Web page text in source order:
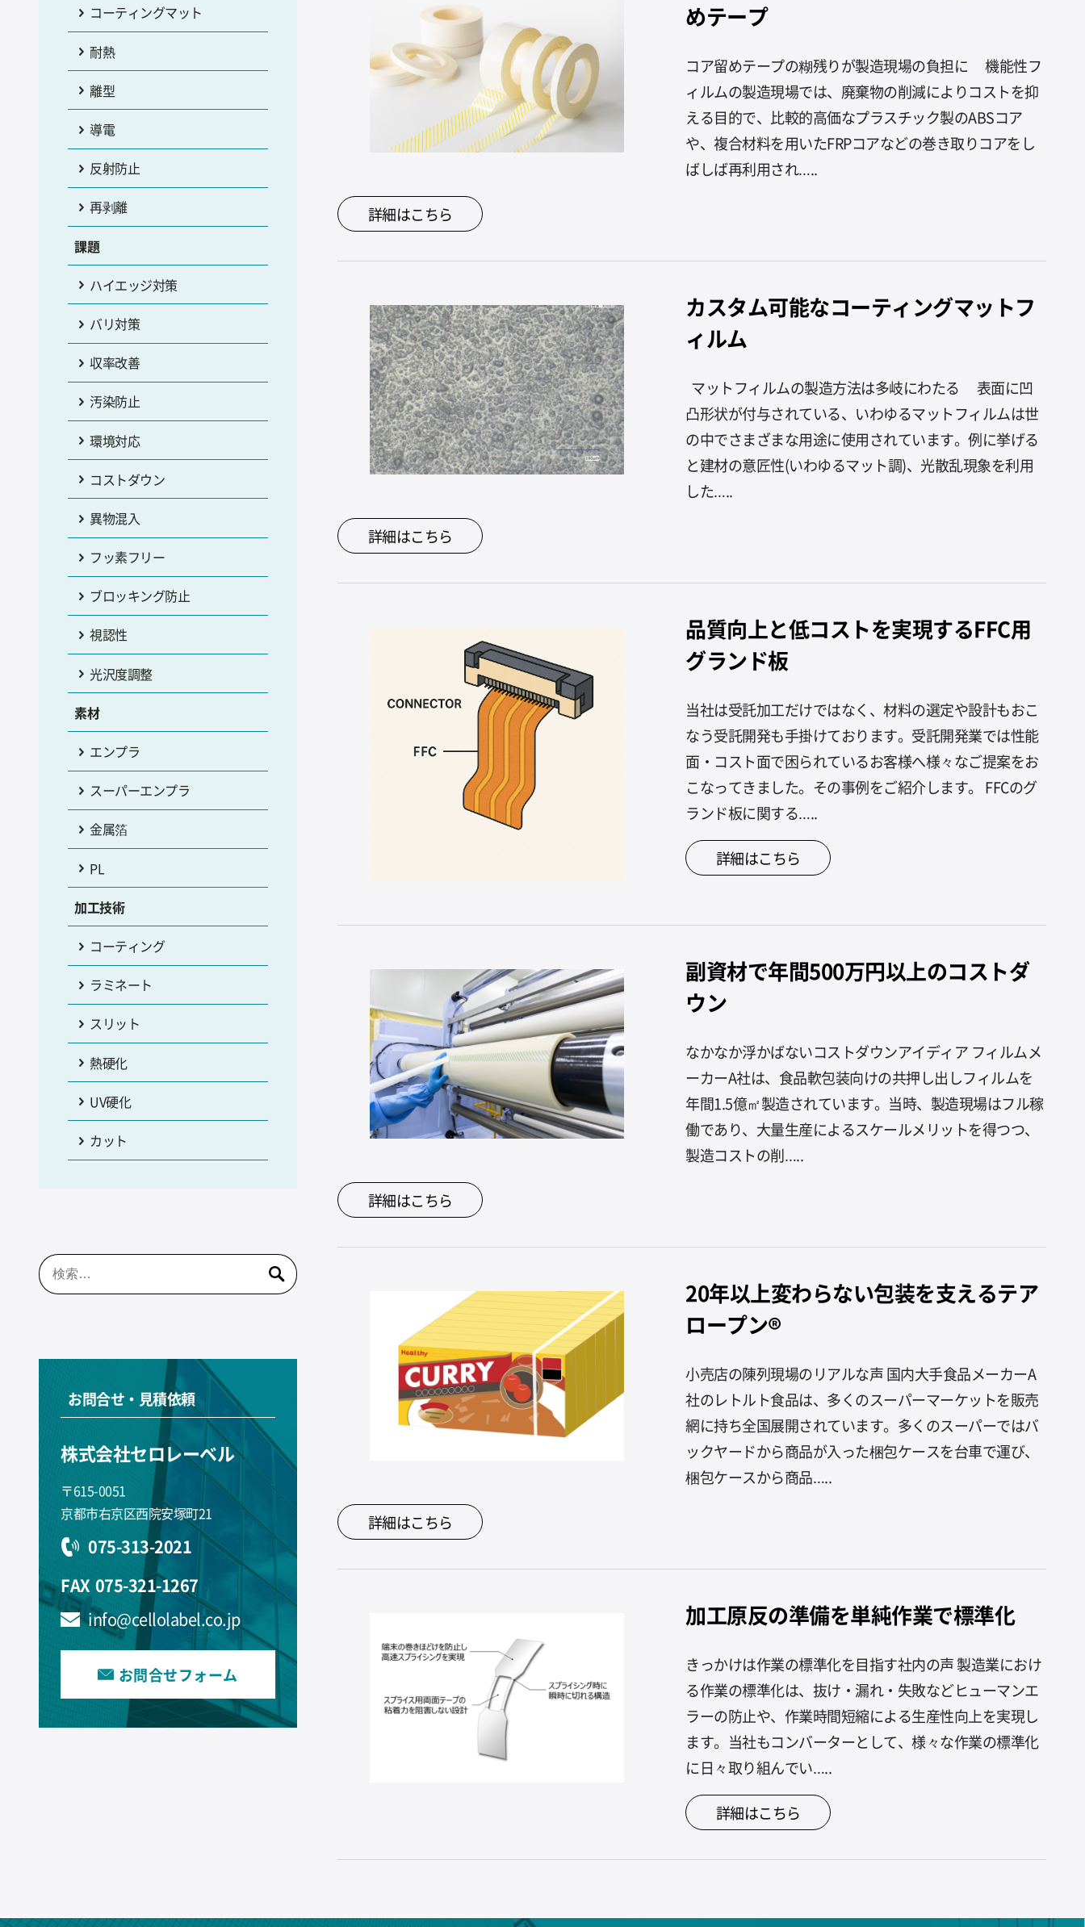
めテープ
コア留めテープの糊残りが製造現場の負担に 機能性フ
ィルムの製造現場では、廃棄物の削減によりコストを抑
える目的で、比較的高価なプラスチック製のABSコア
や、複合材料を用いたFRPコアなどの巻き取りコアをし
ばしば再利用され…..
詳細はこちら
カスタム可能なコーティングマットフ
ィルム
マットフィルムの製造方法は多岐にわたる 表面に凹
凸形状が付与されている、いわゆるマットフィルムは世
の中でさまざまな用途に使用されています。例に挙げる
と建材の意匠性(いわゆるマット調)、光散乱現象を利用
した…..
詳細はこちら
品質向上と低コストを実現するFFC用
グランド板
当社は受託加工だけではなく、材料の選定や設計もおこ
なう受託開発も手掛けております。受託開発業では性能
面・コスト面で困られているお客様へ様々なご提案をお
こなってきました。その事例をご紹介します。 FFCのグ
ランド板に関する…..
詳細はこちら
副資材で年間500万円以上のコストダ
ウン
なかなか浮かばないコストダウンアイディア フィルムメ
ーカーA社は、食品軟包装向けの共押し出しフィルムを
年間1.5億㎡製造されています。当時、製造現場はフル稼
働であり、大量生産によるスケールメリットを得つつ、
製造コストの削…..
詳細はこちら
20年以上変わらない包装を支えるテア
ロープン®
小売店の陳列現場のリアルな声 国内大手食品メーカーA
社のレトルト食品は、多くのスーパーマーケットを販売
網に持ち全国展開されています。多くのスーパーではバ
ックヤードから商品が入った梱包ケースを台車で運び、
梱包ケースから商品…..
詳細はこちら
加工原反の準備を単純作業で標準化
きっかけは作業の標準化を目指す社内の声 製造業におけ
る作業の標準化は、抜け・漏れ・失敗などヒューマンエ
ラーの防止や、作業時間短縮による生産性向上を実現し
ます。当社もコンバーターとして、様々な作業の標準化
に日々取り組んでい…..
詳細はこちら
コーティングマット
耐熱
離型
導電
反射防止
再剥離
課題
ハイエッジ対策
バリ対策
収率改善
汚染防止
環境対応
コストダウン
異物混入
フッ素フリー
ブロッキング防止
視認性
光沢度調整
素材
エンプラ
スーパーエンプラ
金属箔
PL
加工技術
コーティング
ラミネート
スリット
熱硬化
UV硬化
カット
検
索:
お問合せ・見積依頼
株式会社セロレーベル
〒615-0051
京都市右京区西院安塚町21
075-313-2021
FAX 075-321-1267
info@cellolabel.co.jp
お問合せフォーム